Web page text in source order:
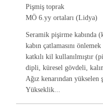
Pişmiş toprak
MÖ 6.yy ortaları (Lidya)
Seramik pişirme kabında
kabın çatlamasını
katkılı kil kullanılmıştır
dipli, küresel gövdeli,
Ağız kenarından
Yükseklik...